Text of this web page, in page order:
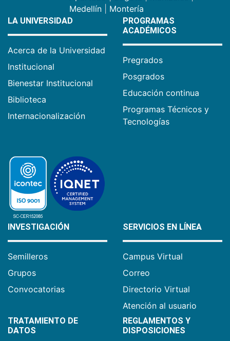
Medellín
Montería
LA UNIVERSIDAD
Acerca de la Universidad
Institucional
Bienestar Institucional
Biblioteca
Internacionalización
PROGRAMAS
ACADÉMICOS
Pregrados
Posgrados
Educación continua
Programas Técnicos y
Tecnologías
INVESTIGACIÓN
Semilleros
Grupos
Convocatorias
SERVICIOS EN LÍNEA
Campus Virtual
Correo
Directorio Virtual
Atención al usuario
TRATAMIENTO DE
DATOS
REGLAMENTOS Y
DISPOSICIONES